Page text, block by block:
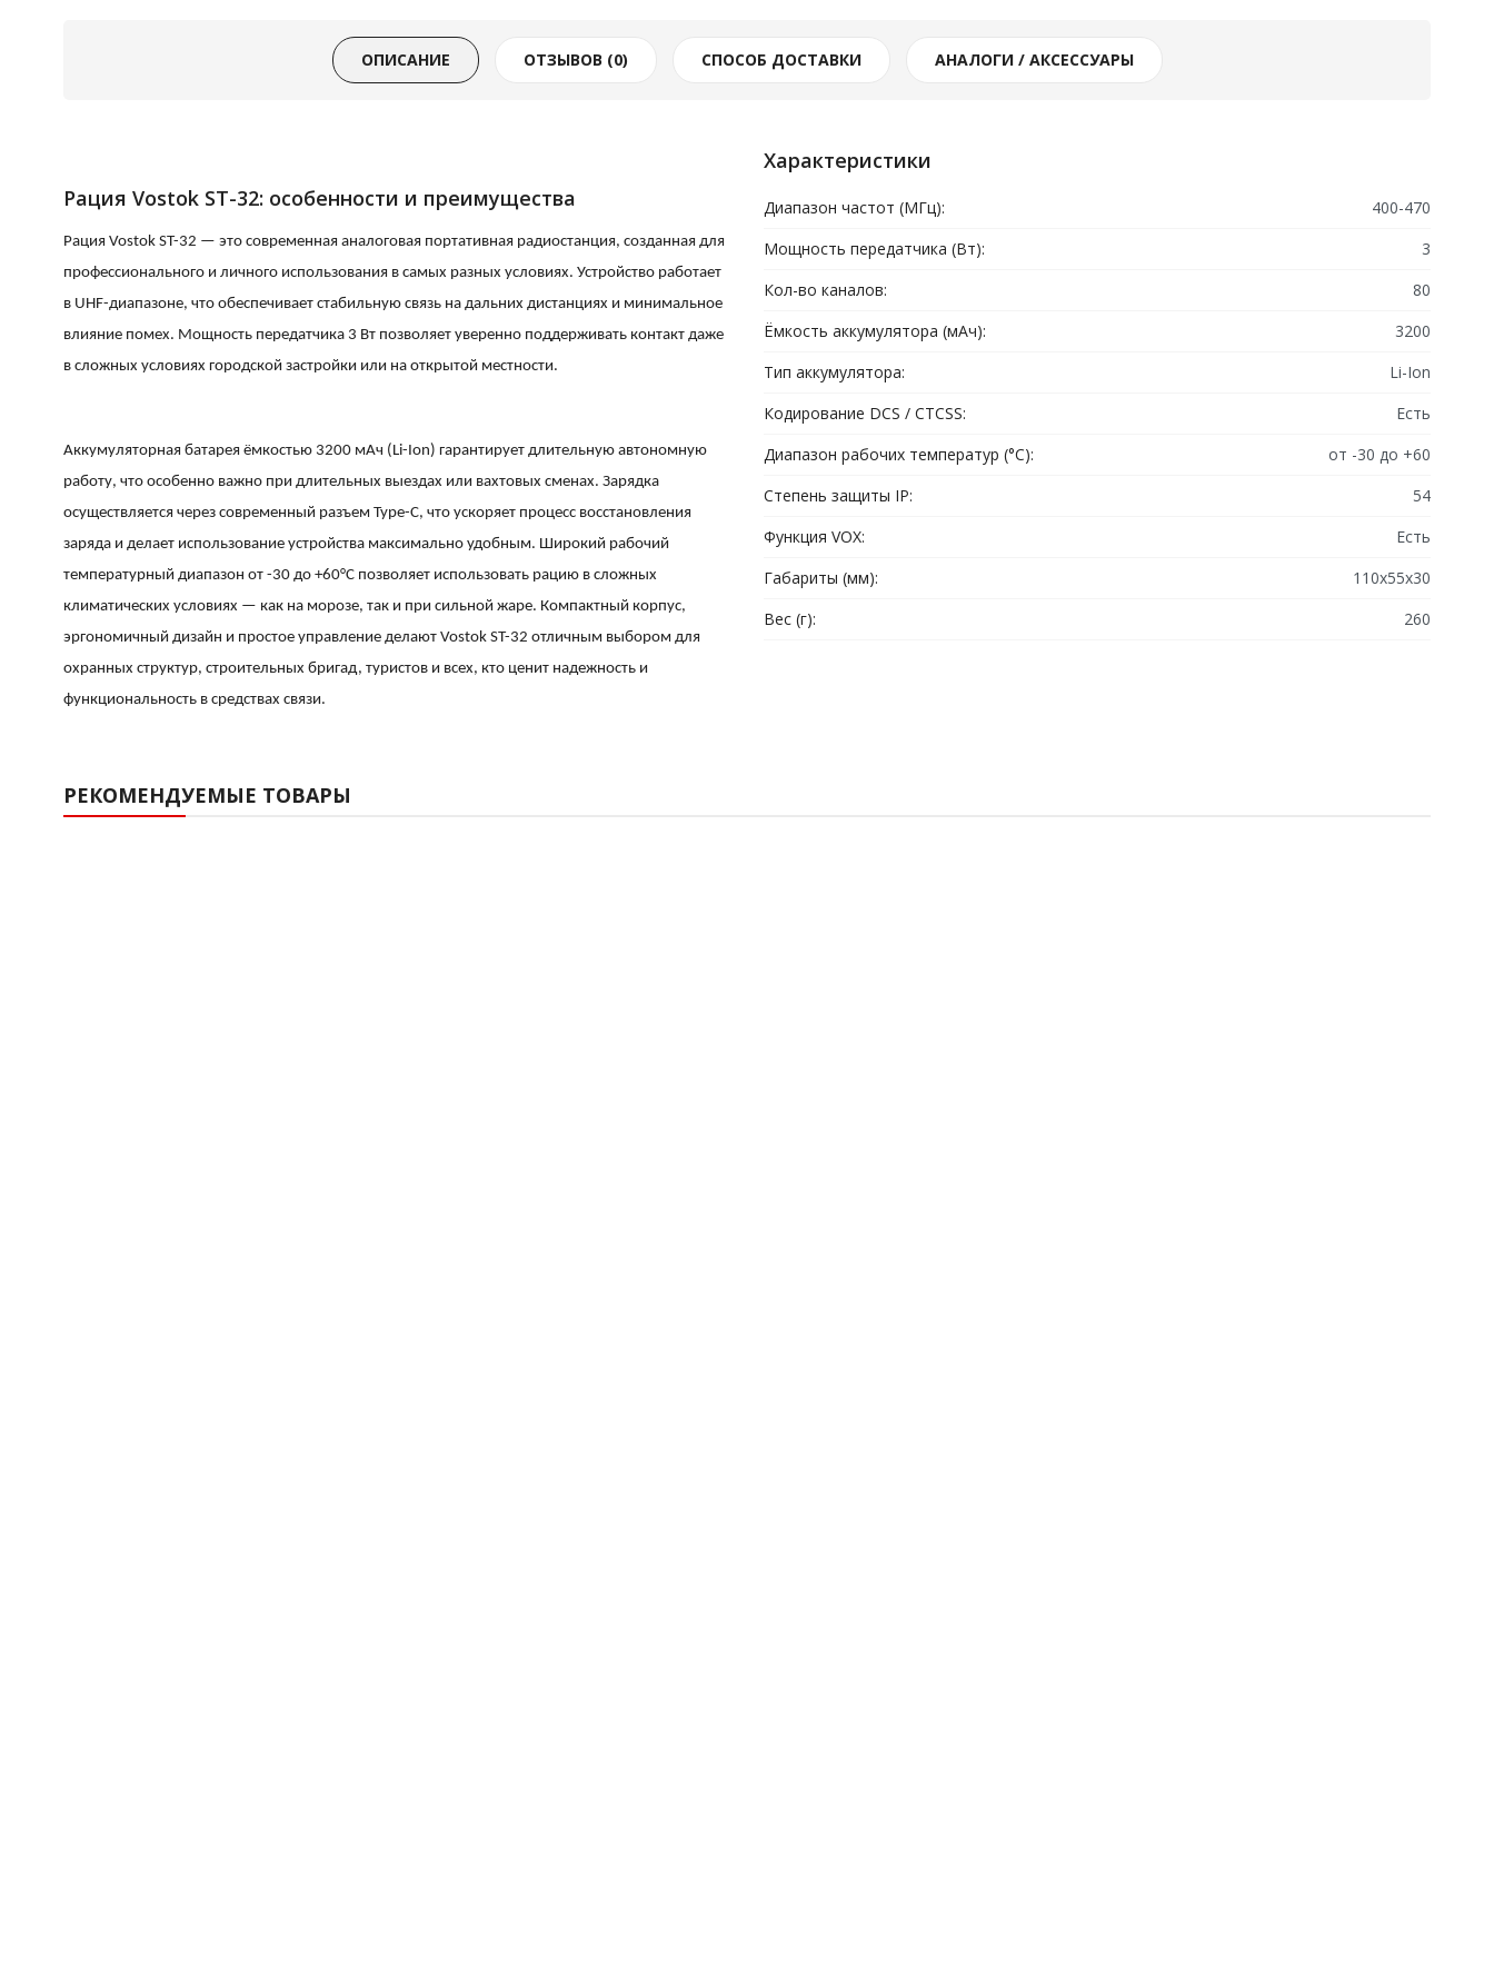
ОПИСАНИЕ ОТЗЫВОВ (0) СПОСОБ ДОСТАВКИ АНАЛОГИ / АКСЕССУАРЫ
Рация Vostok ST-32: особенности и преимущества
Рация Vostok ST-32 — это современная аналоговая портативная радиостанция, созданная для
профессионального и личного использования в самых разных условиях. Устройство работает
в UHF-диапазоне, что обеспечивает стабильную связь на дальних дистанциях и минимальное
влияние помех. Мощность передатчика 3 Вт позволяет уверенно поддерживать контакт даже
в сложных условиях городской застройки или на открытой местности.
Аккумуляторная батарея ёмкостью 3200 мАч (Li-Ion) гарантирует длительную автономную
работу, что особенно важно при длительных выездах или вахтовых сменах. Зарядка
осуществляется через современный разъем Type-C, что ускоряет процесс восстановления
заряда и делает использование устройства максимально удобным. Широкий рабочий
температурный диапазон от -30 до +60°C позволяет использовать рацию в сложных
климатических условиях — как на морозе, так и при сильной жаре. Компактный корпус,
эргономичный дизайн и простое управление делают Vostok ST-32 отличным выбором для
охранных структур, строительных бригад, туристов и всех, кто ценит надежность и
функциональность в средствах связи.
Характеристики
Диапазон частот (МГц):
400-470
Мощность передатчика (Вт):
3
Кол-во каналов:
80
Ёмкость аккумулятора (мАч):
3200
Тип аккумулятора:
Li-Ion
Кодирование DCS / CTCSS:
Есть
Диапазон рабочих температур (°C):
от -30 до +60
Степень защиты IP:
54
Функция VOX:
Есть
Габариты (мм):
110х55х30
Вес (г):
260
РЕКОМЕНДУЕМЫЕ ТОВАРЫ